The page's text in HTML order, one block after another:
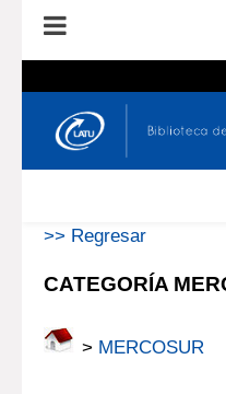
En el
>> Regresar
CATEGORÍA
> MERCOSUR